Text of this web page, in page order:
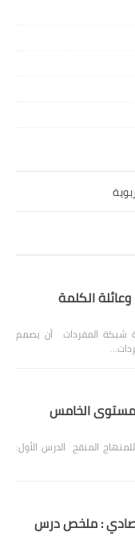
الكلمة
شبكة المفردات أن يصمم
الخامس
المنقح الدرس الأول:
: ملخص درس